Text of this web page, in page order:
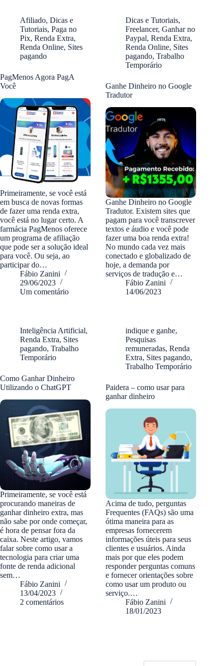
Afiliado, Dicas e
Tutoriais, Paga no
Pix, Renda Extra,
Renda Online, Sites
pagando
PagMenos Agora PagA
Você
Primeiramente, se você está
em busca de novas formas
de fazer uma renda extra,
você está no lugar certo. A
farmácia PagMenos oferece
um programa de afiliação
que pode ser a solução ideal
para você. Ou seja, ao
participar do…
Fábio Zanini
29/06/2023
Um comentário
Dicas e Tutoriais,
Freelancer,Ganhar no
Paypal,Renda Extra,
Renda Online, Sites
pagando,Trabalho
Temporário
Ganhe Dinheiro no Google
Tradutor
Ganhe Dinheiro no Google
Tradutor. Existem sites que
pagam para você transcrever
textos e áudio e você pode
fazer uma boa renda extra!
No mundo cada vez mais
conectado e globalizado de
hoje, a demanda por
serviços de tradução e…
Fábio Zanini
14/06/2023
Inteligência Artificial,
Renda Extra, Sites
pagando, Trabalho
Temporário
Como Ganhar Dinheiro
Utilizando o ChatGPT
Primeiramente, se você está
procurando maneiras de
ganhar dinheiro extra, mas
não sabe por onde começar,
é hora de pensar fora da
caixa. Neste artigo, vamos
falar sobre como usar a
tecnologia para criar uma
fonte de renda adicional
sem…
Fábio Zanini
13/04/2023
2 comentários
indique e ganhe,
Pesquisas
remuneradas,Renda
Extra, Sites pagando,
Trabalho Temporário
Paidera – como usar para
ganhar dinheiro
Acima de tudo, perguntas
Frequentes (FAQs) são uma
ótima maneira para as
empresas fornecerem
informações úteis para seus
clientes e usuários. Ainda
mais por que eles podem
responder perguntas comuns
e fornecer orientações sobre
como usar um produto ou
serviço.…
Fábio Zanini
18/01/2023